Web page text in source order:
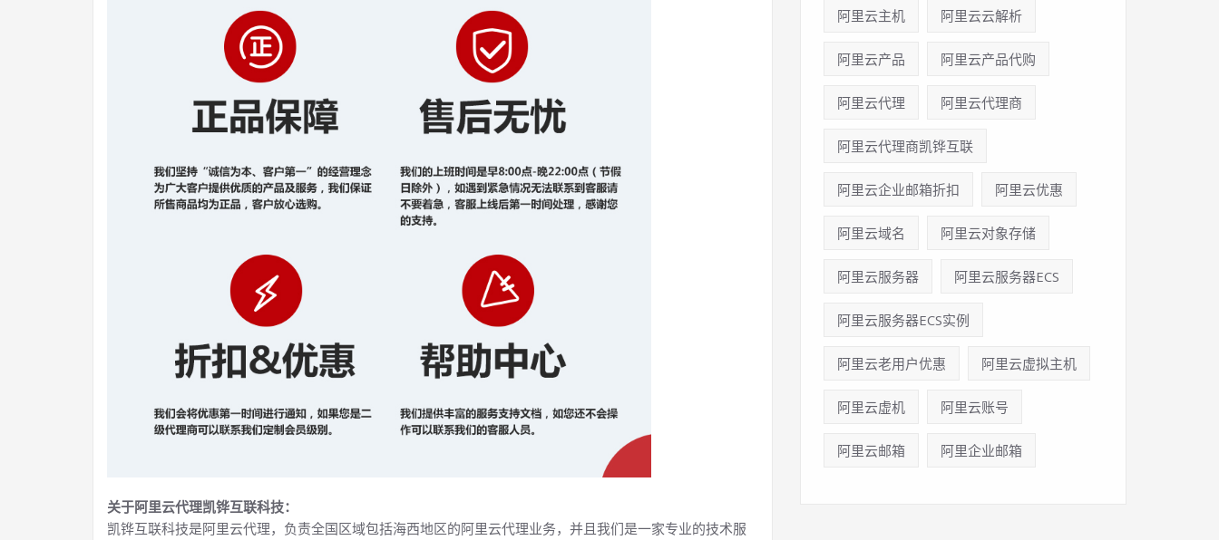
关于阿里云代理凯铧互联科技：
凯铧互联科技是阿里云代理，负责全国区域包括海西地区的阿里云代理业务，并且我们是一家专业的技术服
阿里云主机 阿里云云解析
阿里云产品 阿里云产品代购
阿里云代理 阿里云代理商
阿里云代理商凯铧互联
阿里云企业邮箱折扣 阿里云优惠
阿里云域名 阿里云对象存储
阿里云服务器 阿里云服务器ECS
阿里云服务器ECS实例
阿里云老用户优惠 阿里云虚拟主机
阿里云虚机 阿里云账号
阿里云邮箱 阿里企业邮箱